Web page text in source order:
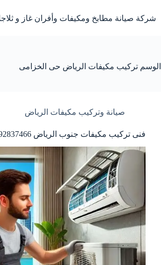
إلى
المحتوى
شركة صيانة مطابخ ومكيفات وأفران غاز و
الوسم تركيب مكيفات الرياض حى الخزامى
صيانة وتركيب مكيفات الرياض
فنى تركيب مكيفات جنوب الرياض 0592837466